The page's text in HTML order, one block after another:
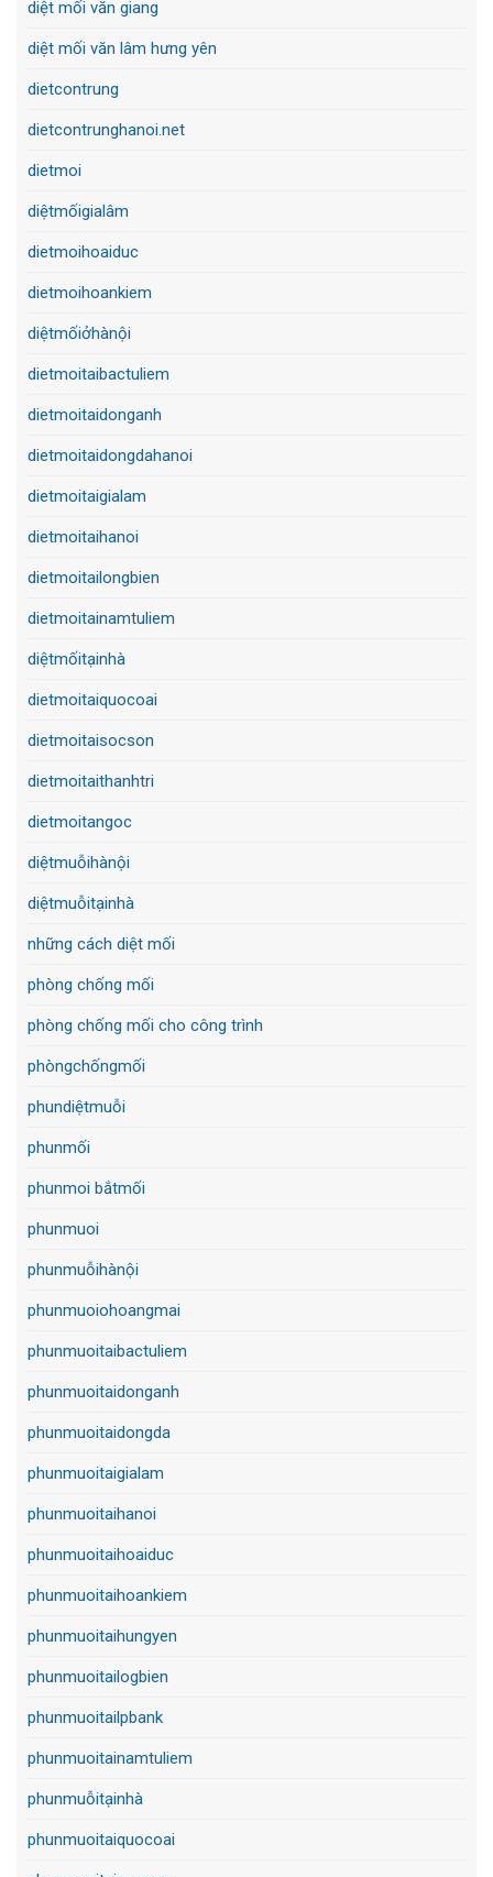
diệt mối văn giang
diệt mối văn lâm hưng yên
dietcontrung
dietcontrunghanoi.net
dietmoi
diệtmốigialâm
dietmoihoaiduc
dietmoihoankiem
diệtmốiởhànội
dietmoitaibactuliem
dietmoitaidonganh
dietmoitaidongdahanoi
dietmoitaigialam
dietmoitaihanoi
dietmoitailongbien
dietmoitainamtuliem
diệtmốitạinhà
dietmoitaiquocoai
dietmoitaisocson
dietmoitaithanhtri
dietmoitangoc
diệtmuỗihànội
diệtmuỗitạinhà
những cách diệt mối
phòng chống mối
phòng chống mối cho công trình
phòngchốngmối
phundiệtmuỗi
phunmối
phunmoi bắtmối
phunmuoi
phunmuỗihànội
phunmuoiohoangmai
phunmuoitaibactuliem
phunmuoitaidonganh
phunmuoitaidongda
phunmuoitaigialam
phunmuoitaihanoi
phunmuoitaihoaiduc
phunmuoitaihoankiem
phunmuoitaihungyen
phunmuoitailogbien
phunmuoitailpbank
phunmuoitainamtuliem
phunmuỗitạinhà
phunmuoitaiquocoai